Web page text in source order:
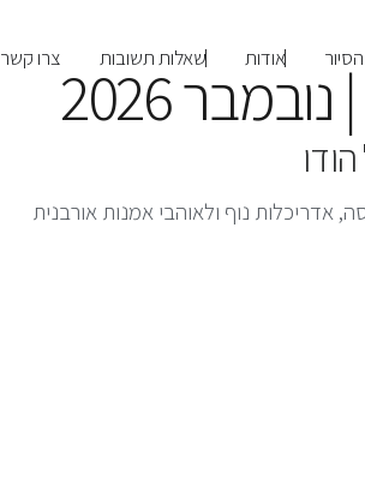
אודות שאלות תשובות צרו קשר 2026
אדריכלות נוף ולאוהבי אמנות אורבנית